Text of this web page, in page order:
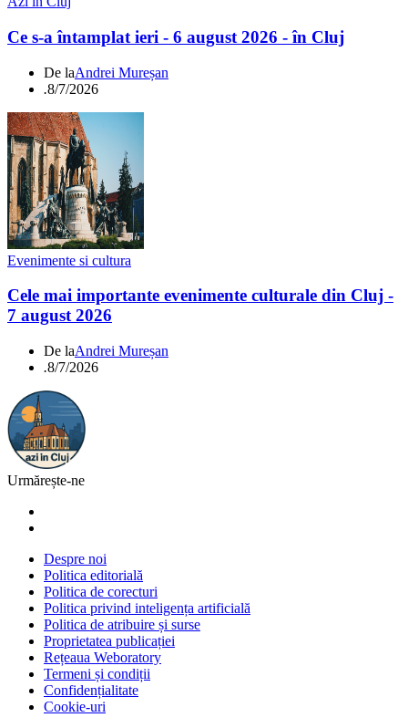
Ce s-a întamplat ieri - 6 august 2026 - în Cluj
De laAndrei Mureșan
.8/7/2026
Evenimente si cultura
Cele mai importante evenimente culturale din Cluj -
7 august 2026
De laAndrei Mureșan
.8/7/2026
Urmărește-ne
Despre noi
Politica editorială
Politica de corecturi
Politica privind inteligența artificială
Politica de atribuire și surse
Proprietatea publicației
Rețeaua Weboratory
Termeni și condiții
Confidențialitate
Cookie-uri